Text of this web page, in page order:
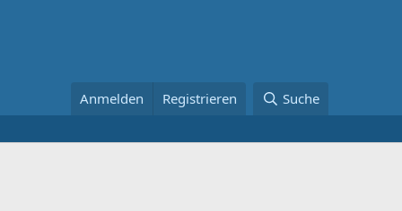
Anmelden Registrieren Suche